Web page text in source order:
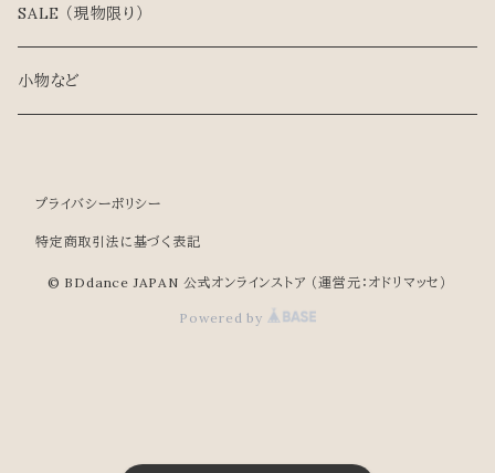
ラテン
ティーチャーズ
スタンダード
ラテン
SALE （現物限り）
小物など
プライバシーポリシー
特定商取引法に基づく表記
© BDdance JAPAN 公式オンラインストア （運営元：オドリマッセ）
Powered by